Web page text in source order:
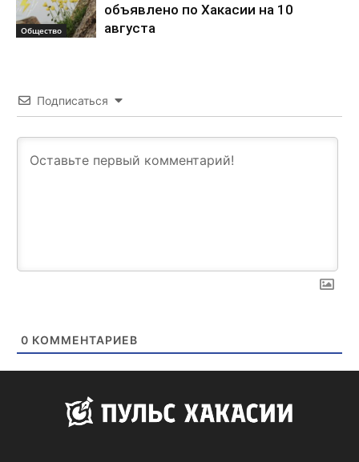
Общество
объявлено по Хакасии на 10
августа
Подписаться
0 КОММЕНТАРИЕВ